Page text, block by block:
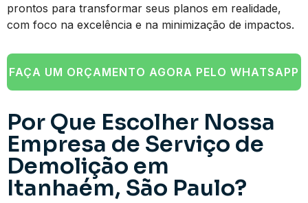
prontos para transformar seus planos em realidade,
com foco na excelência e na minimização de impactos.
FAÇA UM ORÇAMENTO AGORA PELO WHATSAPP
Por Que Escolher Nossa
Empresa de Serviço de
Demolição em
Itanhaém, São Paulo?